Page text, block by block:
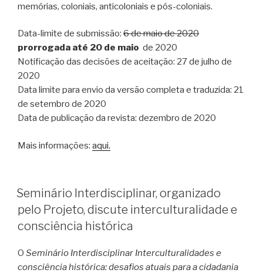
memórias, coloniais, anticoloniais e pós-coloniais.
Data-limite de submissão: 6 de maio de 2020
prorrogada até 20 de maio de 2020
Notificação das decisões de aceitação: 27 de julho de
2020
Data limite para envio da versão completa e traduzida: 21
de setembro de 2020
Data de publicação da revista: dezembro de 2020
Mais informações: aqui.
PUBLICADO
EM
Seminário Interdisciplinar, organizado
pelo Projeto, discute interculturalidade e
consciência histórica
O Seminário Interdisciplinar Interculturalidades e
consciência histórica: desafios atuais para a cidadania